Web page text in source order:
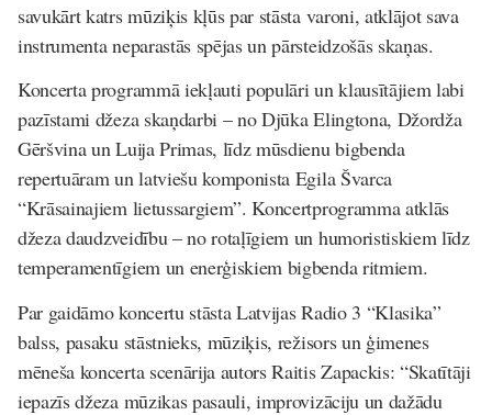
savukārt katrs mūziķis kļūs par stāsta varoni, atklājot sava
instrumenta neparastās spējas un pārsteidzošās skaņas.
Koncerta programmā iekļauti populāri un klausītājiem labi
pazīstami džeza skaņdarbi – no Djūka Elingtona, Džordža
Gēršvina un Luija Primas, līdz mūsdienu bigbenda
repertuāram un latviešu komponista Egila Švarca
“Krāsainajiem lietussargiem”. Koncertprogramma atklās
džeza daudzveidību – no rotaļīgiem un humoristiskiem līdz
temperamentīgiem un enerģiskiem bigbenda ritmiem.
Par gaidāmo koncertu stāsta Latvijas Radio 3 “Klasika”
balss, pasaku stāstnieks, mūziķis, režisors un ģimenes
mēneša koncerta scenārija autors Raitis Zapackis: “Skatītāji
iepazīs džeza mūzikas pasauli, improvizāciju un dažādu